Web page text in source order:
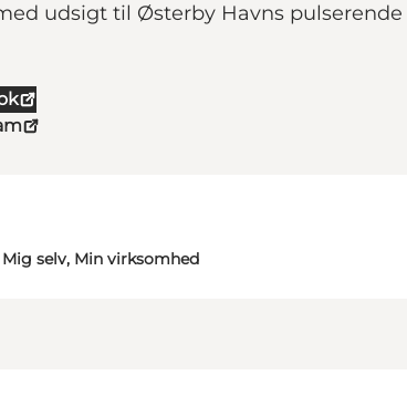
udsigt til Østerby Havns
selv, Min virksomhed